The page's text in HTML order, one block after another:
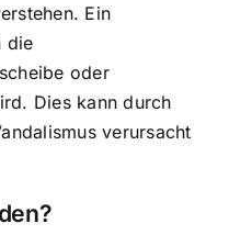
Ein
die
oder
Dies kann durch
verursacht